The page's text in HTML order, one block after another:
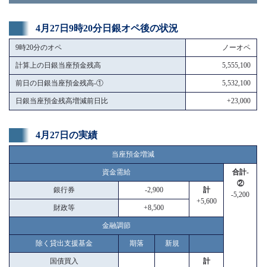
4月27日9時20分日銀オペ後の状況
9時20分のオペ ノーオペ
計算上の日銀当座預金残高 5,555,100
前日の日銀当座預金残高-① 5,532,100
日銀当座預金残高増減前日比 +23,000
4月27日の実績
当座預金増減
資金需給
合計-
②
-5,200
銀行券 -2,900
計
+5,600
財政等 +8,500
金融調節
除く貸出支援基金 期落 新規
国債買入
計